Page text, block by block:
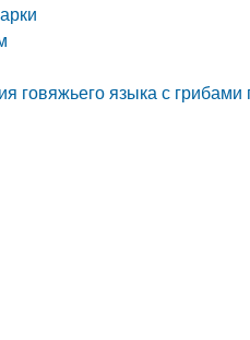
говяжьего языка с